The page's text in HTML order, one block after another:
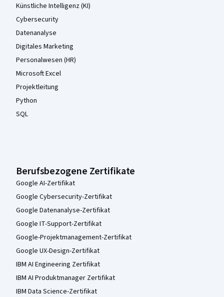
Künstliche Intelligenz (KI)
Cybersecurity
Datenanalyse
Digitales Marketing
Personalwesen (HR)
Microsoft Excel
Projektleitung
Python
SQL
Berufsbezogene Zertifikate
Google AI-Zertifikat
Google Cybersecurity-Zertifikat
Google Datenanalyse-Zertifikat
Google IT-Support-Zertifikat
Google-Projektmanagement-Zertifikat
Google UX-Design-Zertifikat
IBM AI Engineering Zertifikat
IBM AI Produktmanager Zertifikat
IBM Data Science-Zertifikat